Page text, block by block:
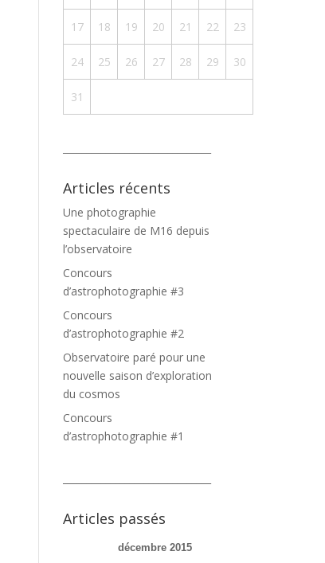
17 18 19 20 21 22 23
24 25 26 27 28 29 30
31
Articles récents
Une photographie
spectaculaire de M16 depuis
l’observatoire
Concours
d’astrophotographie #3
Concours
d’astrophotographie #2
Observatoire paré pour une
nouvelle saison d’exploration
du cosmos
Concours
d’astrophotographie #1
Articles passés
décembre 2015